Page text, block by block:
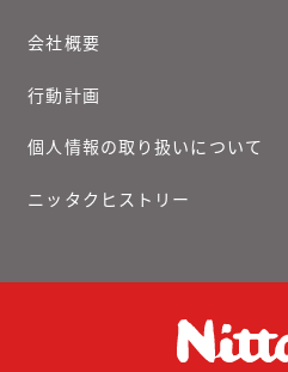
会社概要
行動計画
個人情報の取り扱いについて
ニッタクヒストリー